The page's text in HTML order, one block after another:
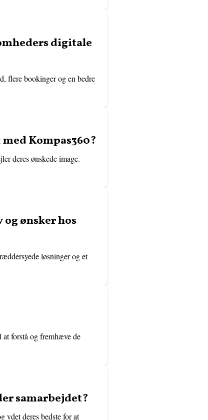
digitale
flere bookinger og en bedre
Kompas360?
deres ønskede image.
ønsker hos
løsninger og et
at forstå og fremhæve de
samarbejdet?
ydet deres bedste for at